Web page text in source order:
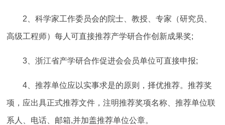
2、科学家工作委员会的院士、教授、专家（研究员、
高级工程师）每人可直接推荐产学研合作创新成果奖;
3、浙江省产学研合作促进会会员单位可直接申报;
4、推荐单位应以实事求是的原则，择优推荐。推荐奖
项，应出具正式推荐文件，注明推荐奖项名称、推荐单位联
系人、电话、邮箱,并加盖推荐单位公章。